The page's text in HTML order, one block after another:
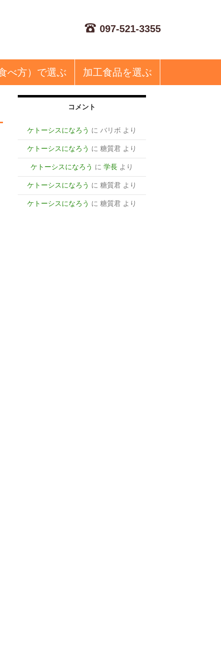
097-521-3355
食べ方）で選ぶ 加工食品を選ぶ
コメント
ケトーシスになろう にバリボ より
ケトーシスになろう に糖質君 より
ケトーシスになろう に学長 より
ケトーシスになろう に糖質君 より
ケトーシスになろう に糖質君 より